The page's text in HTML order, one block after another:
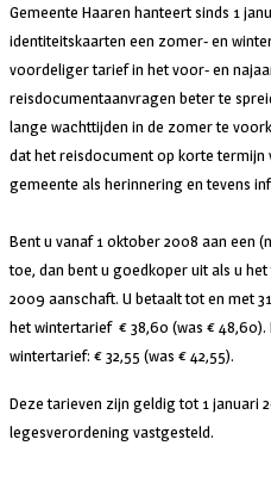
Gemeente Haaren hanteert sinds 1
identiteitskaarten een zomer- en
voordeliger tarief in het voor- en
reisdocumentaanvragen beter te
lange wachttijden in de zomer te
dat het reisdocument op korte termijn
gemeente als herinnering en tevens
Bent u vanaf 1 oktober 2008 aan een
toe, dan bent u goedkoper uit als u
2009 aanschaft. U betaalt tot en met
het wintertarief € 38,60 (was €
wintertarief: € 32,55 (was € 42,55).
Deze tarieven zijn geldig tot 1 januari
legesverordening vastgesteld.